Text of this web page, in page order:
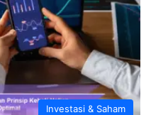
Investasi & Saham